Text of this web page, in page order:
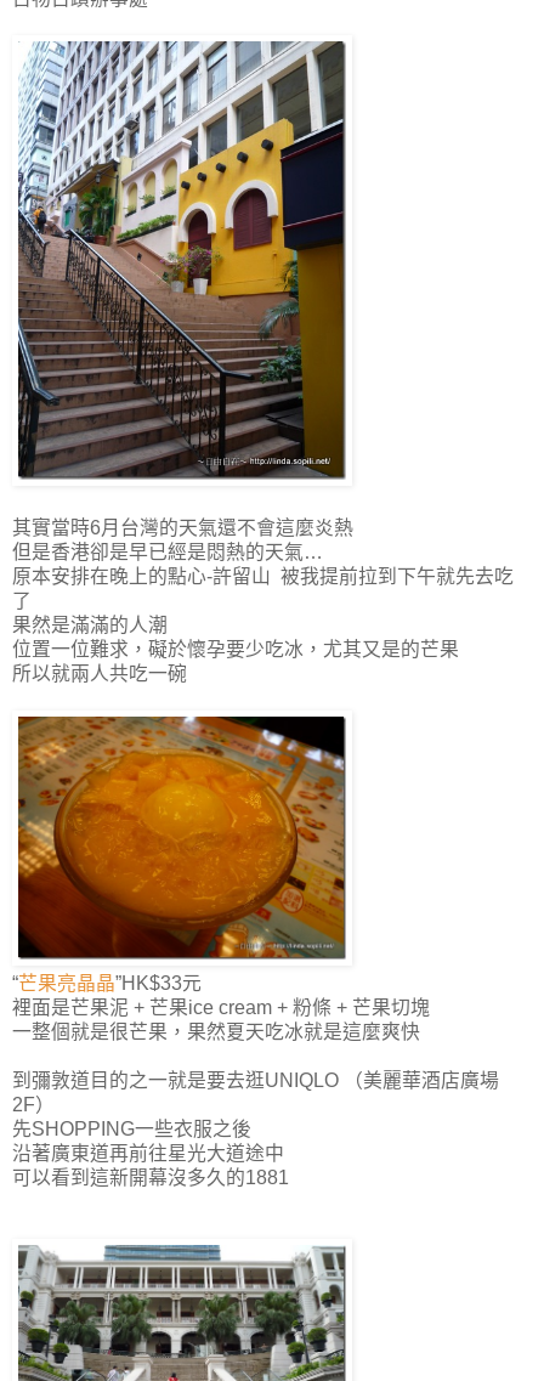
其實當時6月台灣的天氣還不會這麼炎熱
但是香港卻是早已經是悶熱的天氣…
原本安排在晚上的點心-許留山 被我提前拉到下午就先去吃
了
果然是滿滿的人潮
位置一位難求，礙於懷孕要少吃冰，尤其又是的芒果
所以就兩人共吃一碗
“芒果亮晶晶”HK$33元
裡面是芒果泥 + 芒果ice cream + 粉條 + 芒果切塊
一整個就是很芒果，果然夏天吃冰就是這麼爽快
到彌敦道目的之一就是要去逛UNIQLO （美麗華酒店廣場
2F）
先SHOPPING一些衣服之後
沿著廣東道再前往星光大道途中
可以看到這新開幕沒多久的1881